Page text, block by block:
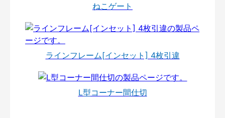
ねこゲート
ラインフレーム[インセット] 4枚引違
L型コーナー間仕切